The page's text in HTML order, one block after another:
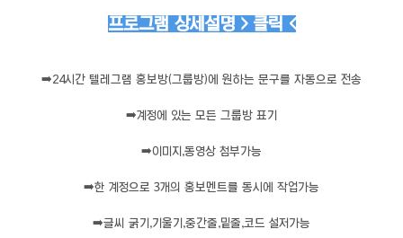
프로그램 상세설명 > 클릭 <
➡️24시간 텔레그램 홍보방(그룹방)에 원하는 문구를 자동으로 전송
➡️계정에 있는 모든 그룹방 표기
➡️이미지,동영상 첨부가능
➡️한 계정으로 3개의 홍보멘트를 동시에 작업가능
➡️글씨 굵기,기울기,중간줄,밑줄,코드 설저가능